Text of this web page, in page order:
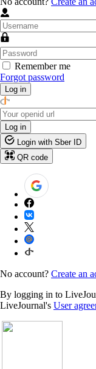
Remember me
Forgot password
Log in
Log in
Login with Sber ID
QR code
No account? Create an
By logging in to
LiveJournal's User